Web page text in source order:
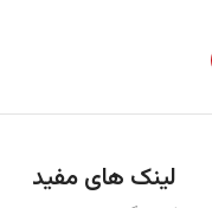
لینک های مفید